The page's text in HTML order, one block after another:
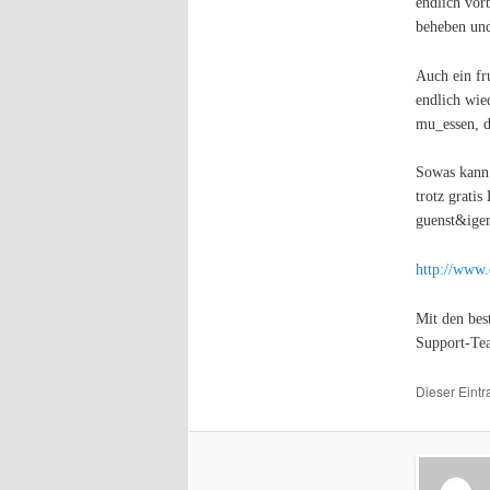
beheben
Auch ein
endlich
mu_essen,
Sowas
trotz gratis
http://
Mit den
Support-
Dieser